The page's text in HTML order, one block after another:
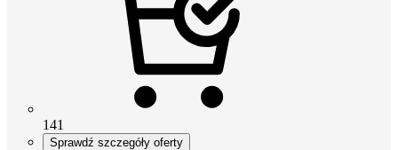
141
Sprawdź szczegóły oferty